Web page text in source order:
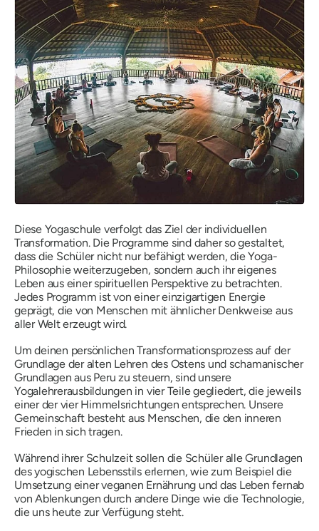
Diese Yogaschule verfolgt das Ziel der individuellen
Transformation. Die Programme sind daher so gestaltet,
dass die Schüler nicht nur befähigt werden, die Yoga-
Philosophie weiterzugeben, sondern auch ihr eigenes
Leben aus einer spirituellen Perspektive zu betrachten.
Jedes Programm ist von einer einzigartigen Energie
geprägt, die von Menschen mit ähnlicher Denkweise aus
aller Welt erzeugt wird.
Um deinen persönlichen Transformationsprozess auf der
Grundlage der alten Lehren des Ostens und schamanischer
Grundlagen aus Peru zu steuern, sind unsere
Yogalehrerausbildungen in vier Teile gegliedert, die jeweils
einer der vier Himmelsrichtungen entsprechen. Unsere
Gemeinschaft besteht aus Menschen, die den inneren
Frieden in sich tragen.
Während ihrer Schulzeit sollen die Schüler alle Grundlagen
des yogischen Lebensstils erlernen, wie zum Beispiel die
Umsetzung einer veganen Ernährung und das Leben fernab
von Ablenkungen durch andere Dinge wie die Technologie,
die uns heute zur Verfügung steht.